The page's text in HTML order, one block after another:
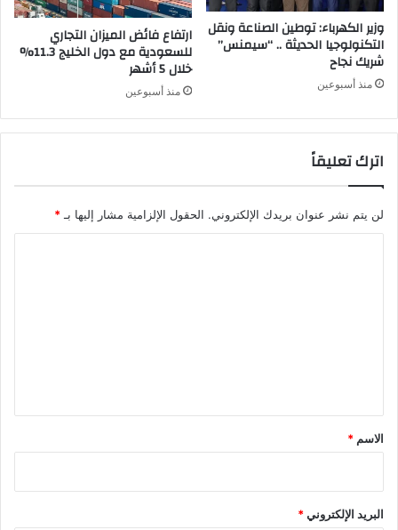
وزير الكهرباء: توطين الصناعة ونقل
التكنولوجيا الحديثة .. “سيمنس”
شريك نجاح
منذ أسبوعين
ارتفاع فائض الميزان التجاري
للسعودية مع دول الخليج 11.3%
خلال 5 أشهر
منذ أسبوعين
اترك تعليقاً
لن يتم نشر عنوان بريدك الإلكتروني. الحقول الإلزامية مشار إليها بـ *
*
الاسم *
البريد الإلكتروني*